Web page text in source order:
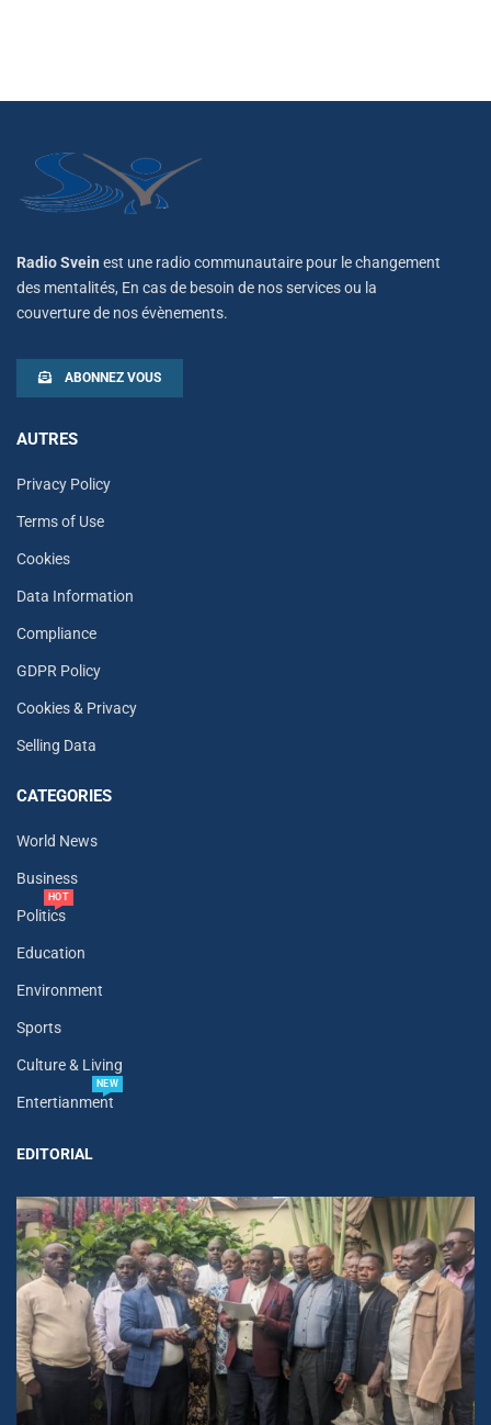
Radio Svein est une radio communautaire pour le changement
des mentalités, En cas de besoin de nos services ou la
couverture de nos évènements.
ABONNEZ VOUS
AUTRES
Privacy Policy
Terms of Use
Cookies
Data Information
Compliance
GDPR Policy
Cookies & Privacy
Selling Data
CATEGORIES
World News
Business
Politics
HOT
Education
Environment
Sports
Culture & Living
Entertianment
NEW
EDITORIAL